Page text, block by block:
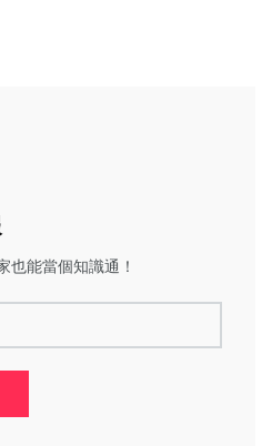
也能當個知識通！